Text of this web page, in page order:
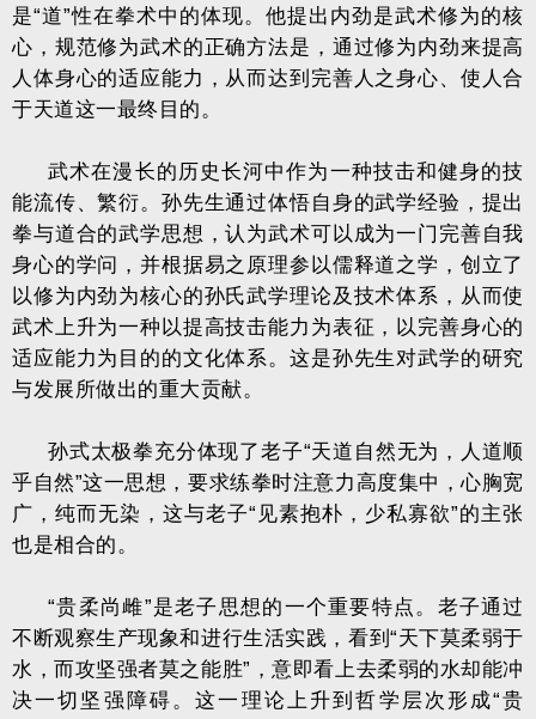
是“道”性在拳术中的体现。他提出内劲是武术修为的核
心，规范修为武术的正确方法是，通过修为内劲来提高
人体身心的适应能力，从而达到完善人之身心、使人合
于天道这一最终目的。
武术在漫长的历史长河中作为一种技击和健身的技
能流传、繁衍。孙先生通过体悟自身的武学经验，提出
拳与道合的武学思想，认为武术可以成为一门完善自我
身心的学问，并根据易之原理参以儒释道之学，创立了
以修为内劲为核心的孙氏武学理论及技术体系，从而使
武术上升为一种以提高技击能力为表征，以完善身心的
适应能力为目的的文化体系。这是孙先生对武学的研究
与发展所做出的重大贡献。
孙式太极拳充分体现了老子“天道自然无为，人道顺
乎自然”这一思想，要求练拳时注意力高度集中，心胸宽
广，纯而无染，这与老子“见素抱朴，少私寡欲”的主张
也是相合的。
“贵柔尚雌”是老子思想的一个重要特点。老子通过
不断观察生产现象和进行生活实践，看到“天下莫柔弱于
水，而攻坚强者莫之能胜”，意即看上去柔弱的水却能冲
决一切坚强障碍。这一理论上升到哲学层次形成“贵